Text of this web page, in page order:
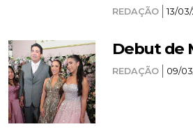
REDAÇÃO 13/
Debut de
REDAÇÃO 09/